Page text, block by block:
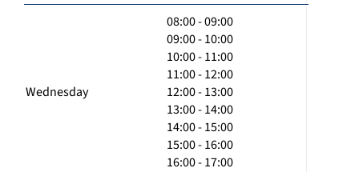
Wednesday
08:00 - 09:00
09:00 - 10:00
10:00 - 11:00
11:00 - 12:00
12:00 - 13:00
13:00 - 14:00
14:00 - 15:00
15:00 - 16:00
16:00 - 17:00